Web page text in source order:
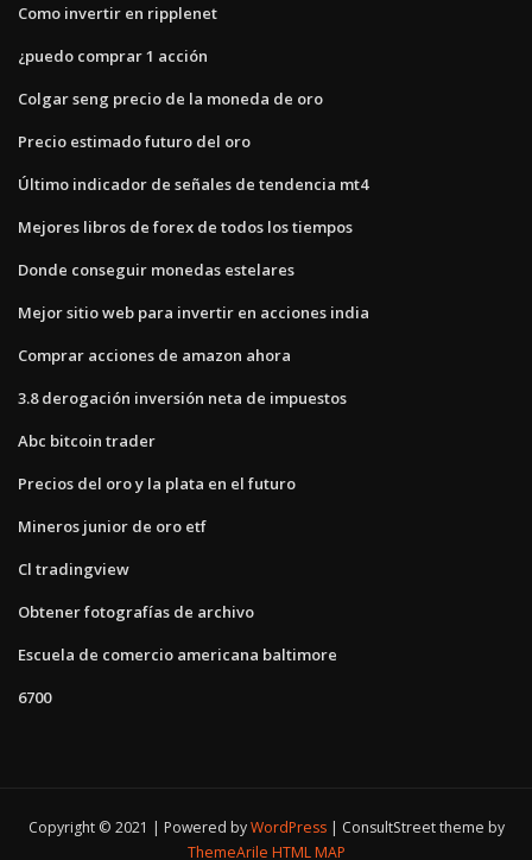
Como invertir en ripplenet
¿puedo comprar 1 acción
Colgar seng precio de la moneda de oro
Precio estimado futuro del oro
Último indicador de señales de tendencia mt4
Mejores libros de forex de todos los tiempos
Donde conseguir monedas estelares
Mejor sitio web para invertir en acciones india
Comprar acciones de amazon ahora
3.8 derogación inversión neta de impuestos
Abc bitcoin trader
Precios del oro y la plata en el futuro
Mineros junior de oro etf
Cl tradingview
Obtener fotografías de archivo
Escuela de comercio americana baltimore
6700
Copyright © 2021 | Powered byWordPress
ConsultStreet theme by
ThemeArile HTML MAP